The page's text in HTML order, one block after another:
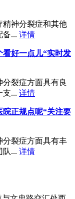
精神分裂症和其他
备... 详情
好一点儿“实时发
裂症方面具有良
支... 详情
正规点呢“关注要
分裂症方面具有丰
队... 详情